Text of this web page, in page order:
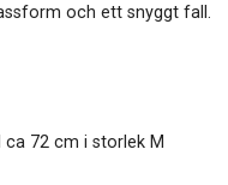
och ett snyggt fall.
ca 72 cm i storlek M